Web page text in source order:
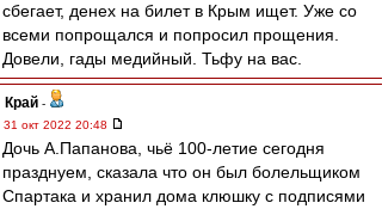
сбегает, денех на билет в Крым ищет. Уже со
всеми попрощался и попросил прощения.
Довели, гады медийный. Тьфу на вас.
Край -
31 окт 2022 20:48
Дочь А.Папанова, чьё 100-летие сегодня
празднуем, сказала что он был болельщиком
Спартака и хранил дома клюшку с подписями